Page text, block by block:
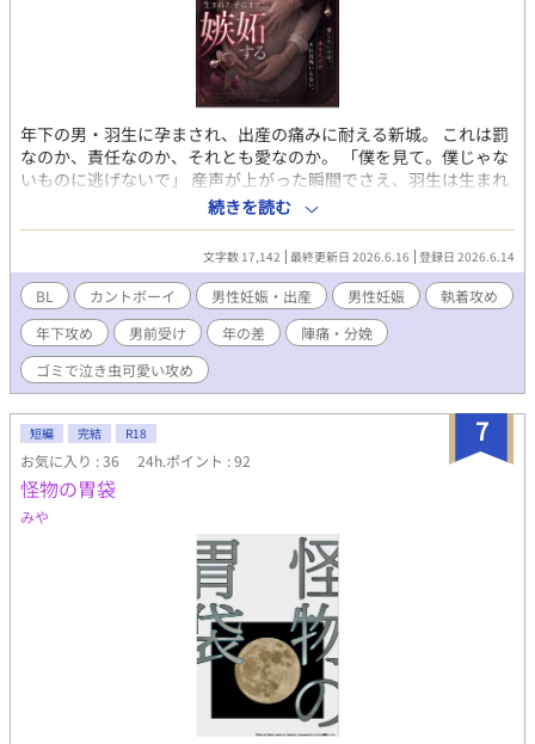
年下の男・羽生に孕まされ、出産の痛みに耐える新城。 これは罰
なのか、責任なのか、それとも愛なのか。 「僕を見て。僕じゃな
いものに逃げないで」 産声が上がった瞬間でさえ、羽生は生まれ
た子に嫉妬する。 自分が壊した男が、自分以外を見ることを許せ
ない。 それでも新城は、羽生を拒まない。 傷でも証拠でも罰でも
ないものとして、生まれてしまった命を前に、二人はもう逃げら
れなくなる。 年下不安定執着攻め×男前受け。 男性妊娠・男性出
産・共依存・嫉妬・ダークロマンスが好きな方向けです。 ※R18
※男性妊娠／男性出産／出産描写／流血表現あり ※倫理観薄め、
共依存、執着強め
続きを読む
文字数 17,142 最終更新日 2026.6.16 登録日 2026.6.14
BL カントボーイ 男性妊娠・出産 男性妊娠
執着攻め
年下攻め
男前受け 年の差
陣痛・分娩
ゴミで泣き虫可愛い攻め
7
短編 完結 R18
お気に入り : 36 24h.ポイント : 92
怪物の胃袋
みや